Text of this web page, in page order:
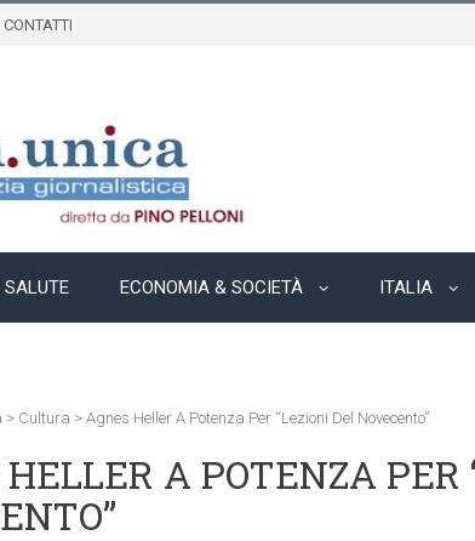
CONTATTI
ECONOMIA & SOCIETÀ ITALIA
> Cultura > Agnes Heller A Potenza Per “Lezioni Del Novecento”
A POTENZA PER